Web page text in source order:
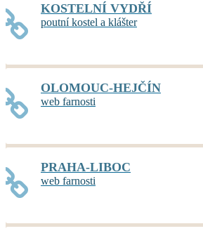
KOSTELNÍ VYDŘÍ
poutní kostel a klášter
OLOMOUC-HEJČÍN
web farnosti
PRAHA-LIBOC
web farnosti